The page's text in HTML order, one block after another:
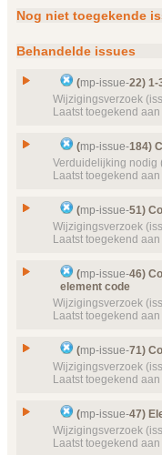
Type
Prioriteit
Object(en)
Details
Nog niet toegekende
Behandelde issues
(mp-issue-22) 1-
Wijzigingsverzoek
Laatst toegekend
Issue
Prioriteit
Object(en)
Details
(mp-issue-184)
Verduidelijking nodig
Laatst toegekend
Issue
Prioriteit
Object(en)
(mp-issue-51)
Wijzigingsverzoek
Laatst toegekend
Issue
Prioriteit
Object(en)
(mp-issue-46)
element code
Wijzigingsverzoek
Laatst toegekend
Issue
Status
Prioriteit
(mp-issue-71)
Wijzigingsverzoek
Laatst toegekend
Issue (mp-issue-47)
Wijzigingsverzoek
Laatst toegekend